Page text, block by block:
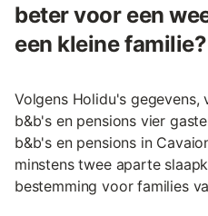
beter voor een
een kleine familie?
Volgens Holidu's
b&b's en pensions vier
b&b's en pensions in
minstens twee aparte
bestemming voor families